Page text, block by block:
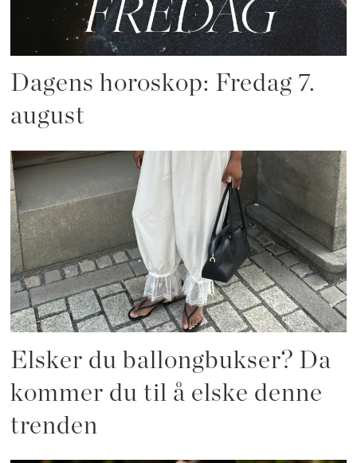
Dagens horoskop: Fredag 7.
august
Elsker du ballongbukser? Da
kommer du til å elske denne
trenden